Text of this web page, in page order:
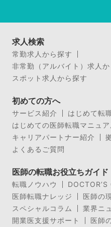
求人検索
常勤求人から探す
非常勤（アルバイト）求人か
スポット求人から探す
初めての方へ
サービス紹介
はじめて転
はじめての医師転職マニュア
キャリアパートナー紹介
よくあるご質問
医師の転職お役立ちガイド
転職ノウハウ
医師転職ナレッジ
医師の
スペシャルコラム
業界ニ
開業医支援サポート
医師